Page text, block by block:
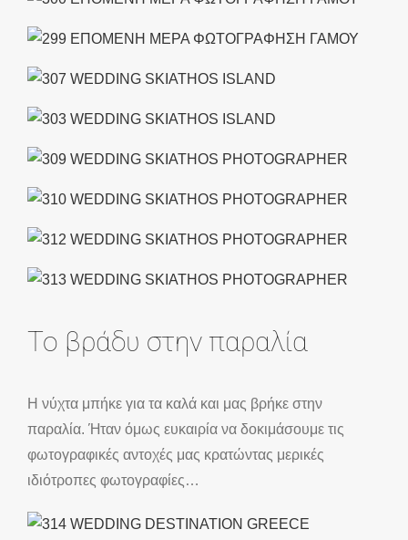
Το βράδυ στην παραλία
Η νύχτα μπήκε για τα καλά και μας βρήκε στην
παραλία. Ήταν όμως ευκαιρία να δοκιμάσουμε τις
φωτογραφικές αντοχές μας κρατώντας μερικές
ιδιότροπες φωτογραφίες…